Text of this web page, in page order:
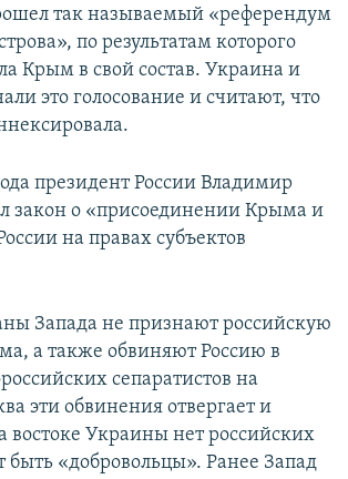
так называемый «референдум
по результатам которого
Крым в свой состав. Украина и
это голосование и считают, что
президент России Владимир
закон о «присоединении Крыма и
на правах субъектов
Запада не признают российскую
а также обвиняют Россию в
сепаратистов на
эти обвинения отвергает и
востоке Украины нет российских
быть «добровольцы». Ранее Запад